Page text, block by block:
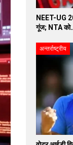
NEET-UG
गूंज; NTA
अन्तर्राष्ट्रीय